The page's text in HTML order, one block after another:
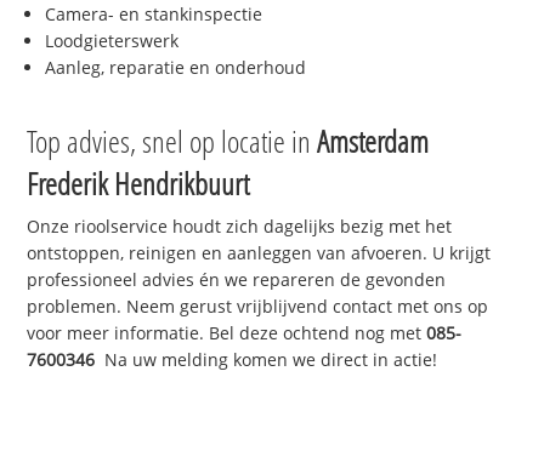
Camera- en stankinspectie
Loodgieterswerk
Aanleg, reparatie en onderhoud
Top advies, snel op locatie inAmsterdam
Frederik Hendrikbuurt
Onze rioolservice houdt zich dagelijks bezig met het
ontstoppen, reinigen en aanleggen van afvoeren. U krijgt
professioneel advies én we repareren de gevonden
problemen. Neem gerust vrijblijvend contact met ons op
voor meer informatie. Bel deze ochtend nog met085-
7600346 Na uw melding komen we direct in actie!